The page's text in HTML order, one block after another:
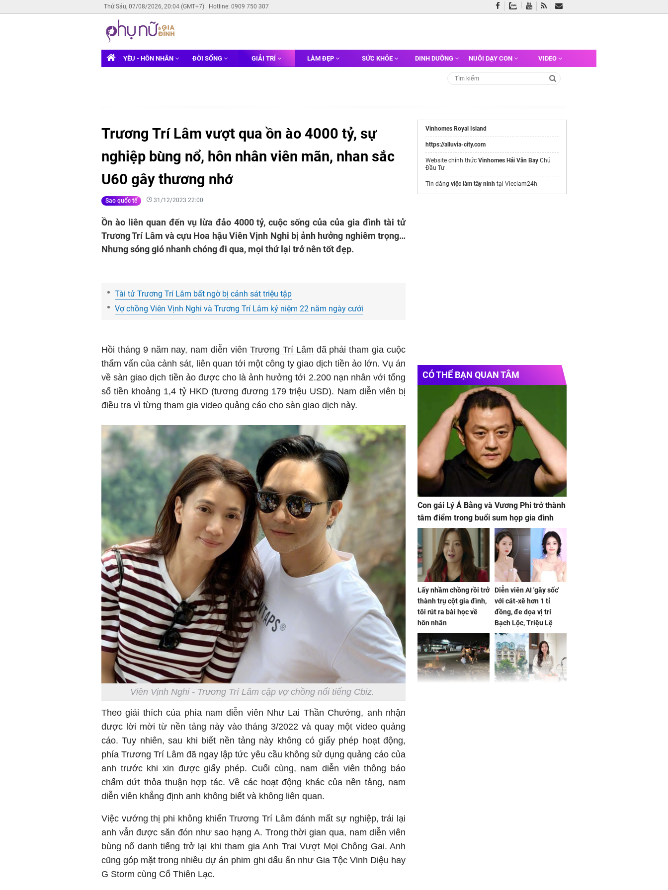
Thứ Sáu, 07/08/2026, 20:04 (GMT+7) Hotline: 0909 750 307
YÊU - HÔN NHÂN ĐỜI SỐNG GIẢI TRÍ LÀM ĐẸP SỨC KHỎE DINH DƯỠNG NUÔI DẠY CON VIDEO
Trương Trí Lâm vượt qua ồn ào 4000 tỷ, sự
nghiệp bùng nổ, hôn nhân viên mãn, nhan sắc
U60 gây thương nhớ
Sao quốc tế 31/12/2023 22:00
Ồn ào liên quan đến vụ lừa đảo 4000 tỷ, cuộc sống của của gia đình tài tử
Trương Trí Lâm và cựu Hoa hậu Viên Vịnh Nghi bị ảnh hưởng nghiêm trọng…
Nhưng sóng gió nhanh chóng đi qua, mọi thứ lại trở nên tốt đẹp.
Tài tử Trương Trí Lâm bất ngờ bị cảnh sát triệu tập
Vợ chồng Viên Vịnh Nghi và Trương Trí Lâm kỷ niệm 22 năm ngày cưới
Hồi tháng 9 năm nay, nam diễn viên Trương Trí Lâm đã phải tham gia cuộc
thẩm vấn của cảnh sát, liên quan tới một công ty giao dịch tiền ảo lớn. Vụ án
về sàn giao dịch tiền ảo được cho là ảnh hưởng tới 2.200 nạn nhân với tổng
số tiền khoảng 1,4 tỷ HKD (tương đương 179 triệu USD). Nam diễn viên bị
điều tra vì từng tham gia video quảng cáo cho sàn giao dịch này.
Viên Vịnh Nghi - Trương Trí Lâm cặp vợ chồng nổi tiếng Cbiz.
Theo giải thích của phía nam diễn viên Như Lai Thần Chưởng, anh nhận
được lời mời từ nền tảng này vào tháng 3/2022 và quay một video quảng
cáo. Tuy nhiên, sau khi biết nền tảng này không có giấy phép hoạt động,
phía Trương Trí Lâm đã ngay lập tức yêu cầu không sử dụng quảng cáo của
anh trước khi xin được giấy phép. Cuối cùng, nam diễn viên thông báo
chấm dứt thỏa thuận hợp tác. Về các hoạt động khác của nền tảng, nam
diễn viên khẳng định anh không biết và không liên quan.
Việc vướng thị phi không khiến Trương Trí Lâm đánh mất sự nghiệp, trái lại
anh vẫn được săn đón như sao hạng A. Trong thời gian qua, nam diễn viên
bùng nổ danh tiếng trở lại khi tham gia Anh Trai Vượt Mọi Chông Gai. Anh
cũng góp mặt trong nhiều dự án phim ghi dấu ấn như Gia Tộc Vinh Diệu hay
G Storm cùng Cổ Thiên Lạc.
Vinhomes Royal Island
https://alluvia-city.com
Website chính thức Vinhomes Hải Vân Bay Chủ
Đầu Tư
Tin đăng việc làm tây ninh tại Vieclam24h
CÓ THỂ BẠN QUAN TÂM
Con gái Lý Á Bằng và Vương Phi trở thành
tâm điểm trong buổi sum họp gia đình
Lấy nhầm chồng rồi trở
thành trụ cột gia đình,
tôi rút ra bài học về
hôn nhân
Diễn viên AI 'gây sốc'
với cát-xê hơn 1 tỉ
đồng, đe dọa vị trí
Bạch Lộc, Triệu Lệ
Dĩnh